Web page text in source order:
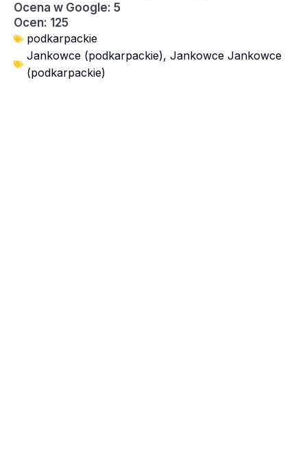
Ocena w Google: 5
Ocen: 125
podkarpackie
Jankowce (podkarpackie), Jankowce Jankowce
(podkarpackie)